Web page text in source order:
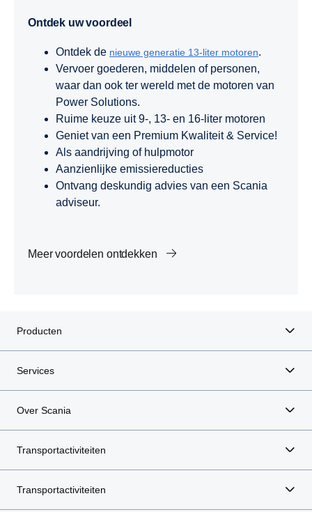
Ontdek uw voordeel
Ontdek de nieuwe generatie 13-liter motoren.
Vervoer goederen, middelen of personen,
waar dan ook ter wereld met de motoren van
Power Solutions.
Ruime keuze uit 9-, 13- en 16-liter motoren
Geniet van een Premium Kwaliteit & Service!
Als aandrijving of hulpmotor
Aanzienlijke emissiereducties
Ontvang deskundig advies van een Scania
adviseur.
Meer voordelen ontdekken
Producten
Services
Over Scania
Transportactiviteiten
Transportactiviteiten